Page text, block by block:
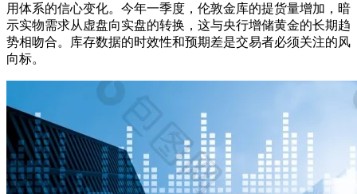
用体系的信心变化。今年一季度，伦敦金库的提货量增加，暗
示实物需求从虚盘向实盘的转换，这与央行增储黄金的长期趋
势相吻合。库存数据的时效性和预期差是交易者必须关注的风
向标。